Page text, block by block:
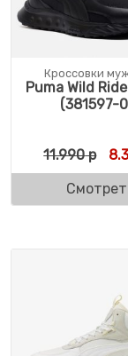
Кроссовки
Puma Wild
(381597-
11.990р